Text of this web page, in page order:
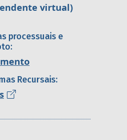
virtual)
processuais e
Recursais: